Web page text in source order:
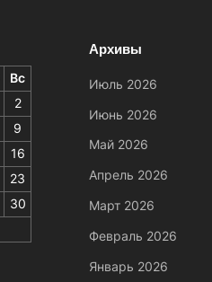
Вс
2
9
16
23
30
Архивы
Июль 2026
Июнь 2026
Май 2026
Апрель 2026
Март 2026
Февраль 2026
Январь 2026